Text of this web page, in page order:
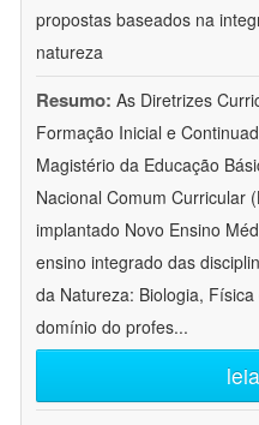
propostas baseados na
natureza
Resumo: As Diretrizes
Formação Inicial e
Magistério da Educação
Nacional Comum Curricular
implantado Novo Ensino
ensino integrado das
da Natureza: Biologia,
domínio do profes...